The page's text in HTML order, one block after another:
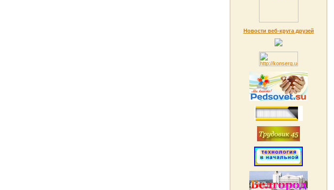
Новости веб-круга друзей